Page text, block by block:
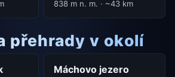
838 m n. m. · ~43 km
přehrady v okolí
Máchovo jezero